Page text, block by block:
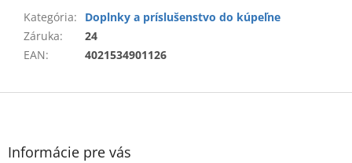
Kategória:
Doplnky a príslušenstvo do kúpeľne
Záruka:
24
EAN: 4021534901126
Z
Informácie pre vás